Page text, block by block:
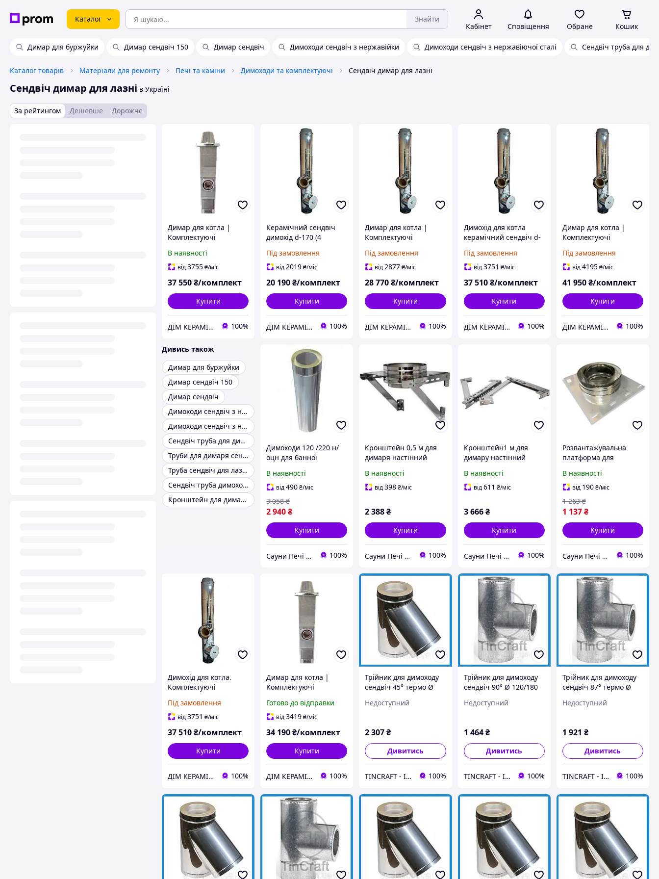
Каталог Знайти
Кабінет Сповіщення Обране Кошик
Димар для буржуйки Димар сендвіч 150 Димар сендвіч Димоходи сендвіч з нержавійки Димоходи сендвіч з нержавіючої сталі Сендвіч труба для
Каталог товарів Матеріали для ремонту Печі та каміни Димоходи та комплектуючі Сендвіч димар для лазні
Сендвіч димар для лазні в Україні
За рейтингом Дешевше Дорожче
Димар для котла |
Комплектуючі
d-170 (9м)
В наявності
від3755₴/міс
37 550₴/комплект
Купити
ДІМ КЕРАМІКИ Shostak 100%
Керамічний сендвіч
димохід d-170 (4
Під замовлення
від2019₴/міс
20 190₴/комплект
Купити
ДІМ КЕРАМІКИ Shostak 100%
Димар для котла |
Комплектуючі
димоходу d-170 (6м)
Під замовлення
від2877₴/міс
28 770₴/комплект
Купити
ДІМ КЕРАМІКИ Shostak 100%
Димохід для котла
керамічний сендвіч d-
Під замовлення
від3751 ₴/міс
37 510 ₴/комплект
Купити
ДІМ КЕРАМІКИ Shostak 100%
Димар для котла |
Комплектуючі
димоходу d-170 (9м)
Під замовлення
від4195₴/міс
41 950₴/комплект
Купити
ДІМ КЕРАМІКИ Shostak 100%
Дивись також
Димар для буржуйки
Димар сендвіч 150
Димар сендвіч
Димоходи сендвіч з нержавійки
Димоходи сендвіч з нержавіючої сталі
Сендвіч труба для димоходу 180/250
Труби для димаря сендвіч
Труба сендвіч для лазні
Сендвіч труба димоходу
Кронштейн для димаря сендвіч
Димоходи 120 /220 н/
оцн для банної
AISI 321.
В наявності
від490₴/міс
2 940₴
3 058 ₴
Купити
Сауни Печі Димарі 100%
Кронштейн 0,5 м для
димаря настінний
В наявності
від398₴/міс
2 388₴
Купити
Сауни Печі Димарі 100%
Кронштейн1 м для
димару настінний
В наявності
від611 ₴/міс
3 666 ₴
Купити
Сауни Печі Димарі 100%
Розвантажувальна
платформа для
В наявності
від 190₴/міс
1 137₴
1 263 ₴
Купити
Сауни Печі Димарі 100%
Димохід для котла.
Комплектуючі
димохода d-170 (8м)
Під замовлення
від3751 ₴/міс
37 510₴/комплект
Купити
ДІМ КЕРАМІКИ Shostak 100%
Димар для котла |
Комплектуючі
d-170 (8м)
Готово до відправки
від3419₴/міс
34 190₴/комплект
Купити
ДІМ КЕРАМІКИ Shostak 100%
Трійник для димоходу
сендвіч 45° термо Ø
мм (Нерж х Оц) з
Недоступний
2 307₴
Дивитись
TINCRAFT - Інтернет магазин виробів зі сталі 100%
Трійник для димоходу
сендвіч 90° Ø 120/180
х Нерж) з нержавіючої
Недоступний
1 464 ₴
Дивитись
TINCRAFT - Інтернет магазин виробів зі сталі 100%
Трійник для димоходу
сендвіч 87° термо Ø
(Нерж х Оц) з
Недоступний
1 921 ₴
Дивитись
TINCRAFT - Інтернет магазин виробів зі сталі 100%